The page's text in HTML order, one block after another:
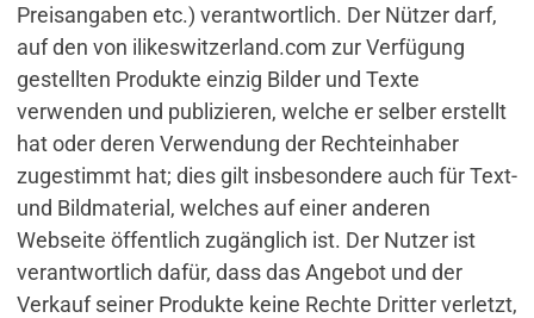
Preisangaben etc.) verantwortlich. Der Nützer darf,
auf den von ilikeswitzerland.com zur Verfügung
gestellten Produkte einzig Bilder und Texte
verwenden und publizieren, welche er selber erstellt
hat oder deren Verwendung der Rechteinhaber
zugestimmt hat; dies gilt insbesondere auch für Text-
und Bildmaterial, welches auf einer anderen
Webseite öffentlich zugänglich ist. Der Nutzer ist
verantwortlich dafür, dass das Angebot und der
Verkauf seiner Produkte keine Rechte Dritter verletzt,